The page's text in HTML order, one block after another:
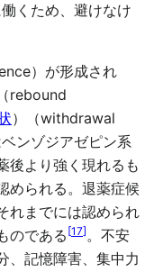
くため、避けなけ
）が形成され
（rebound
）（withdrawal
ンゾジアゼピン系
後より強く現れるも
められる。退薬症候
れまでには認められ
のである [17]。不安
、記憶障害、集中力